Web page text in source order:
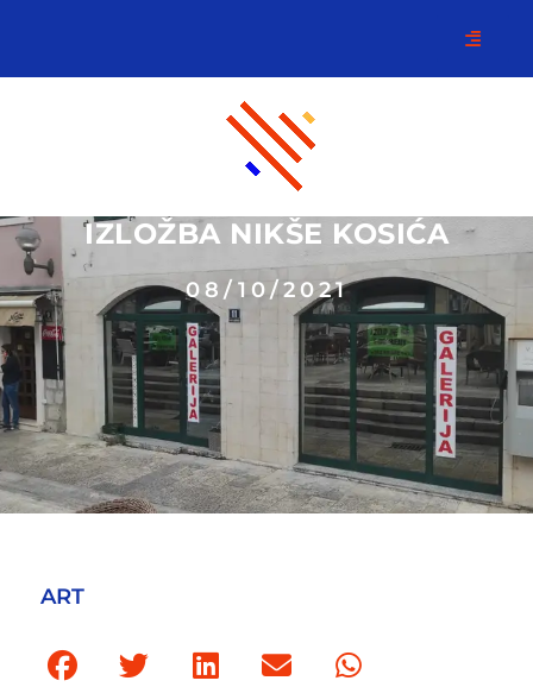
IZLOŽBA NIKŠE KOSIĆA
08/10/2021
ART